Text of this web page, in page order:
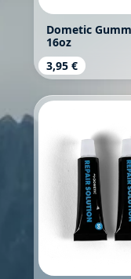
Dometic
16oz
Regulärer
3,95 €